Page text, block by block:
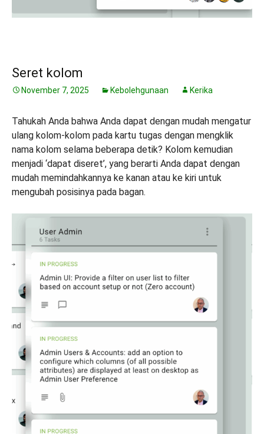
Seret kolom
November 7, 2025 Kebolehgunaan Kerika
Tahukah Anda bahwa Anda dapat dengan mudah mengatur
ulang kolom-kolom pada kartu tugas dengan mengklik
nama kolom selama beberapa detik? Kolom kemudian
menjadi ‘dapat diseret’, yang berarti Anda dapat dengan
mudah memindahkannya ke kanan atau ke kiri untuk
mengubah posisinya pada bagan.